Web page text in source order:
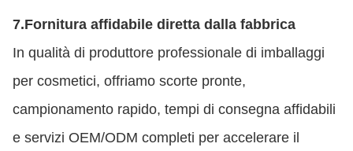
7.Fornitura affidabile diretta dalla fabbrica
In qualità di produttore professionale di imballaggi
per cosmetici, offriamo scorte pronte,
campionamento rapido, tempi di consegna affidabili
e servizi OEM/ODM completi per accelerare il